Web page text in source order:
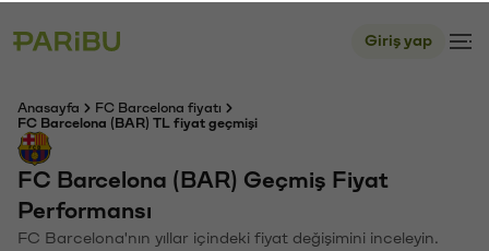
Giriş yap
Anasayfa
FC Barcelona fiyatı
FC Barcelona (BAR) TL fiyat geçmişi
FC Barcelona (BAR) Geçmiş Fiyat
Performansı
FC Barcelona'nın yıllar içindeki fiyat değişimini inceleyin.